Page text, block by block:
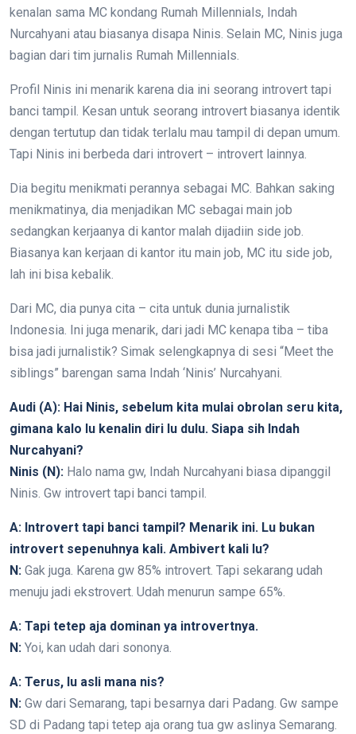
kenalan sama MC kondang Rumah Millennials, Indah
Nurcahyani atau biasanya disapa Ninis. Selain MC, Ninis juga
bagian dari tim jurnalis Rumah Millennials.
Profil Ninis ini menarik karena dia ini seorang introvert tapi
banci tampil. Kesan untuk seorang introvert biasanya identik
dengan tertutup dan tidak terlalu mau tampil di depan umum.
Tapi Ninis ini berbeda dari introvert – introvert lainnya.
Dia begitu menikmati perannya sebagai MC. Bahkan saking
menikmatinya, dia menjadikan MC sebagai main job
sedangkan kerjaanya di kantor malah dijadiin side job.
Biasanya kan kerjaan di kantor itu main job, MC itu side job,
lah ini bisa kebalik.
Dari MC, dia punya cita – cita untuk dunia jurnalistik
Indonesia. Ini juga menarik, dari jadi MC kenapa tiba – tiba
bisa jadi jurnalistik? Simak selengkapnya di sesi “Meet the
siblings” barengan sama Indah ‘Ninis’ Nurcahyani.
Audi (A): Hai Ninis, sebelum kita mulai obrolan seru kita,
gimana kalo lu kenalin diri lu dulu. Siapa sih Indah
Nurcahyani?
Ninis (N): Halo nama gw, Indah Nurcahyani biasa dipanggil
Ninis. Gw introvert tapi banci tampil.
A: Introvert tapi banci tampil? Menarik ini. Lu bukan
introvert sepenuhnya kali. Ambivert kali lu?
N: Gak juga. Karena gw 85% introvert. Tapi sekarang udah
menuju jadi ekstrovert. Udah menurun sampe 65%.
A: Tapi tetep aja dominan ya introvertnya.
N: Yoi, kan udah dari sononya.
A: Terus, lu asli mana nis?
N: Gw dari Semarang, tapi besarnya dari Padang. Gw sampe
SD di Padang tapi tetep aja orang tua gw aslinya Semarang.